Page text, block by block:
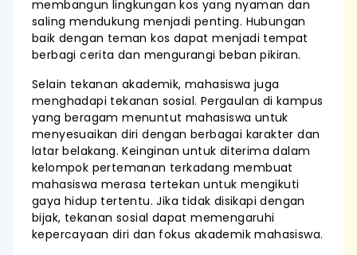
membangun lingkungan kos yang nyaman dan
saling mendukung menjadi penting. Hubungan
baik dengan teman kos dapat menjadi tempat
berbagi cerita dan mengurangi beban pikiran.
Selain tekanan akademik, mahasiswa juga
menghadapi tekanan sosial. Pergaulan di kampus
yang beragam menuntut mahasiswa untuk
menyesuaikan diri dengan berbagai karakter dan
latar belakang. Keinginan untuk diterima dalam
kelompok pertemanan terkadang membuat
mahasiswa merasa tertekan untuk mengikuti
gaya hidup tertentu. Jika tidak disikapi dengan
bijak, tekanan sosial dapat memengaruhi
kepercayaan diri dan fokus akademik mahasiswa.